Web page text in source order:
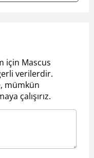
için Mascus
verilerdir.
mümkün
çalışırız.